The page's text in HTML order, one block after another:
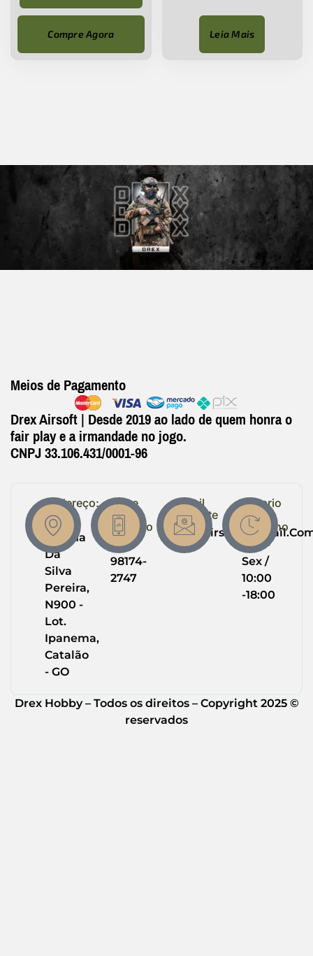
Compre Agora Leia Mais
Meios de Pagamento
Drex Airsoft | Desde 2019 ao lado de quem honra o
fair play e a irmandade no jogo.
CNPJ 33.106.431/0001-96
Endereço:
R.
Helena
Da
Silva
Pereira,
N900 -
Lot.
Ipanema,
Catalão
- GO
Entre
em
Contato
(64)
98174-
2747
Email
Suporte
Horario
de
Trabalho
Seg -
Sex /
10:00
-18:00
Drex Hobby – Todos os direitos – Copyright 2025 ©
reservados